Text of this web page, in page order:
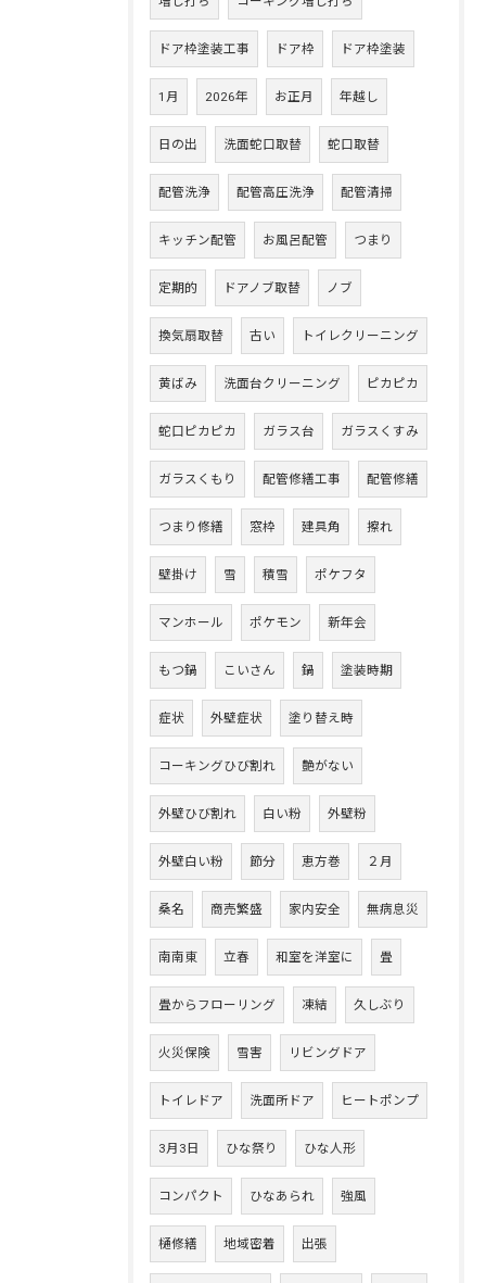
ドア枠塗装工事 ドア枠 ドア枠塗装
1月 2026年 お正月 年越し
日の出 洗面蛇口取替 蛇口取替
配管洗浄 配管高圧洗浄 配管清掃
キッチン配管 お風呂配管 つまり
定期的 ドアノブ取替 ノブ
換気扇取替 古い トイレクリーニング
黄ばみ 洗面台クリーニング ピカピカ
蛇口ピカピカ ガラス台 ガラスくすみ
ガラスくもり 配管修繕工事 配管修繕
つまり修繕 窓枠 建具角 擦れ
壁掛け 雪 積雪 ポケフタ
マンホール ポケモン 新年会
もつ鍋 こいさん 鍋 塗装時期
症状 外壁症状 塗り替え時
コーキングひび割れ 艶がない
外壁ひび割れ 白い粉 外壁粉
外壁白い粉 節分 恵方巻 ２月
桑名 商売繁盛 家内安全 無病息災
南南東 立春 和室を洋室に 畳
畳からフローリング 凍結 久しぶり
火災保険 雪害 リビングドア
トイレドア 洗面所ドア ヒートポンプ
3月3日 ひな祭り ひな人形
コンパクト ひなあられ 強風
樋修繕 地域密着 出張